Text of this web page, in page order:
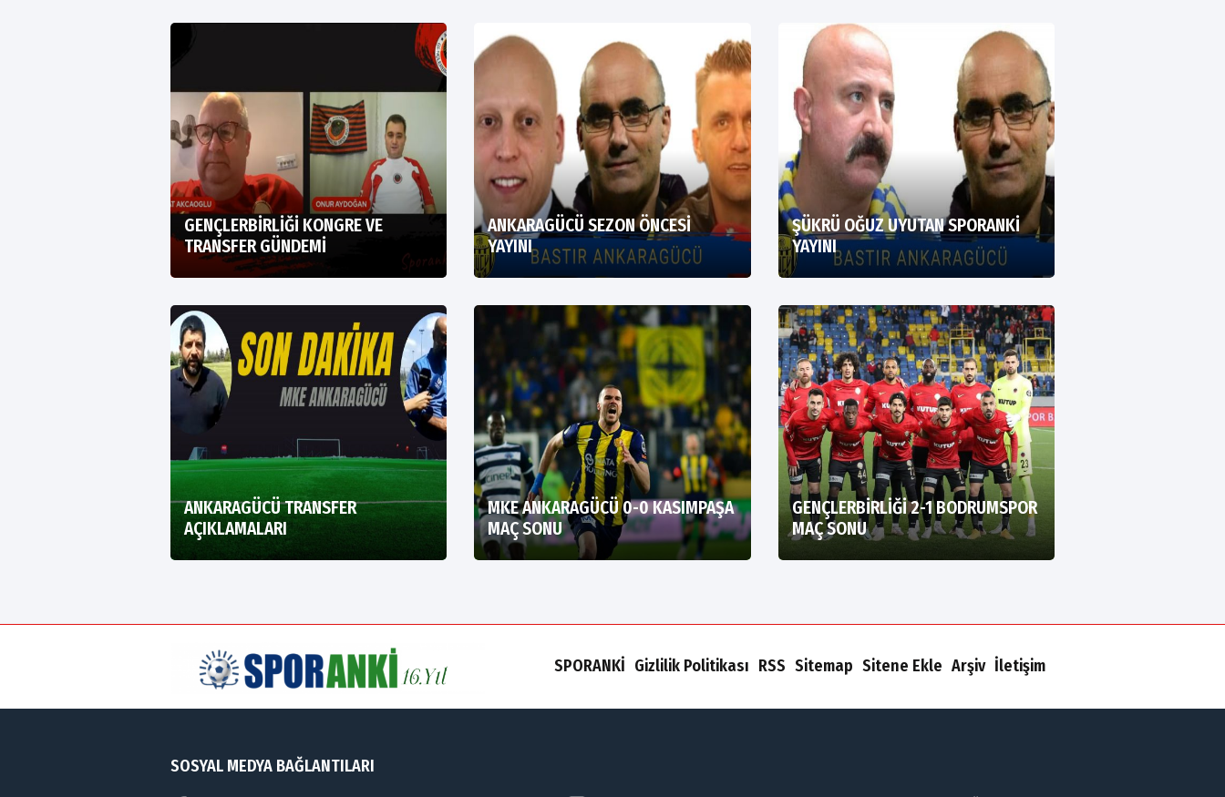
GENÇLERBİRLİĞİ KONGRE VE
TRANSFER GÜNDEMİ
ANKARAGÜCÜ SEZON ÖNCESİ
YAYINI
ŞÜKRÜ OĞUZ UYUTAN SPORANKİ
YAYINI
ANKARAGÜCÜ TRANSFER
AÇIKLAMALARI
MKE ANKARAGÜCÜ 0-0 KASIMPAŞA
MAÇ SONU
GENÇLERBİRLİĞİ 2-1 BODRUMSPOR
MAÇ SONU
SPORANKİ Gizlilik Politikası RSS Sitemap Sitene Ekle Arşiv İletişim
SOSYAL MEDYA BAĞLANTILARI